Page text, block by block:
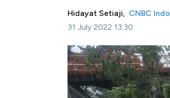
Hidayat Setiaji, CNBC
31 July 2022 13:30